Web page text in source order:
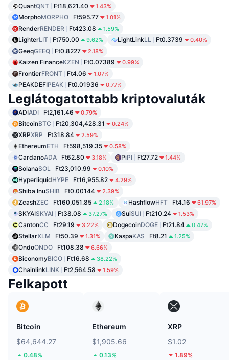
QuantQNT Ft18,621.40 1.43%
MorphoMORPHO Ft595.77 1.01%
RenderRENDER Ft423.08 1.59%
LighterLIT Ft750.00 9.62% LightLinkLL Ft0.3739 0.40%
GeeqGEEQ Ft0.8227 2.18%
Kaizen FinanceKZEN Ft0.07389 0.99%
FrontierFRONT Ft4.06 1.07%
PEAKDEFIPEAK Ft0.01936 0.77%
Leglátogatottabb kriptovaluták
ADIADI Ft2,161.46 0.79%
BitcoinBTC Ft20,304,428.31 0.24%
XRPXRP Ft318.84 2.59%
EthereumETH Ft598,519.35 0.58%
CardanoADA Ft62.80 3.18% PiPI Ft27.72 1.44%
SolanaSOL Ft23,010.99 0.10%
HyperliquidHYPE Ft16,955.82 4.29%
Shiba InuSHIB Ft0.00144 2.39%
ZcashZEC Ft160,051.85 2.18% HashflowHFT Ft4.16 61.97%
SKYAISKYAI Ft38.08 37.27% SuiSUI Ft210.24 1.53%
CantonCC Ft29.19 3.22% DogecoinDOGE Ft21.84 0.47%
StellarXLM Ft50.39 1.31% KaspaKAS Ft8.21 1.25%
OndoONDO Ft108.38 6.66%
BiconomyBICO Ft16.68 38.22%
ChainlinkLINK Ft2,564.58 1.59%
Felkapott
Bitcoin
$64,644.27
0.48%
Ethereum
$1,905.66
0.13%
XRP
$1.02
1.89%